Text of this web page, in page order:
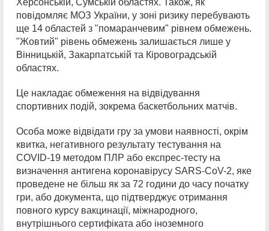
Херсонській, Сумській областях. Також, як
повідомляє МОЗ України, у зоні ризику перебувають
ще 14 областей з "помаранчевим" рівнем обмежень.
"Жовтий" рівень обмежень залишається лише у
Вінницькій, Закарпатській та Кіровоградській
областях.
Це накладає обмеження на відвідування
спортивних подій, зокрема баскетбольних матчів.
Особа може відвідати гру за умови наявності, окрім
квитка, негативного результату тестування на
COVID-19 методом ПЛР або експрес-тесту на
визначення антигена коронавірусу SARS-CoV-2, яке
проведене не більш як за 72 години до часу початку
гри, або документа, що підтверджує отримання
повного курсу вакцинації, міжнародного,
внутрішнього сертифіката або іноземного